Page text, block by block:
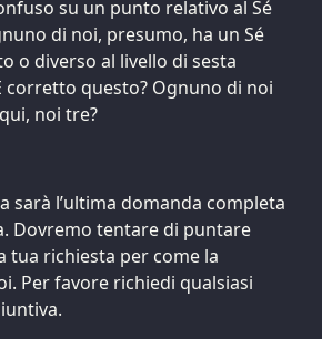
su un punto relativo al Sé
di noi, presumo, ha un Sé
o diverso al livello di sesta
corretto questo? Ognuno di noi
noi tre?
sarà l’ultima domanda completa
Dovremo tentare di puntare
tua richiesta per come la
Per favore richiedi qualsiasi